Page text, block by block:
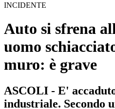
INCIDENTE
Auto si sfrena
uomo
muro: è grave
ASCOLI - E'
industriale. Secondo